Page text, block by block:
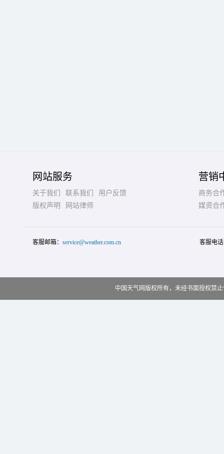
网站服务
关于我们 联系我们
用户反馈
版权声明
网站律师
营销
商务合
媒资合
客服邮箱： service@weather.com.cn 客服电
中国天气网版权所有，未经书面授权